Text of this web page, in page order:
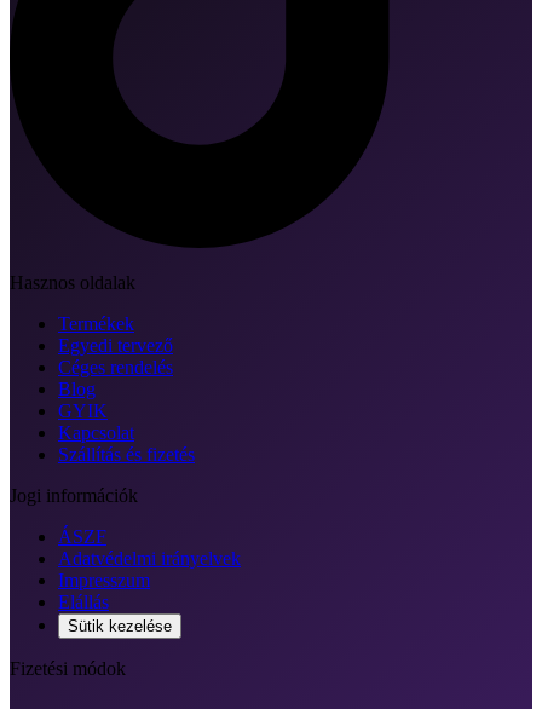
Hasznos oldalak
Termékek
Egyedi tervező
Céges rendelés
Blog
GYIK
Kapcsolat
Szállítás és fizetés
Jogi információk
ÁSZF
Adatvédelmi irányelvek
Impresszum
Elállás
Sütik kezelése
Fizetési módok